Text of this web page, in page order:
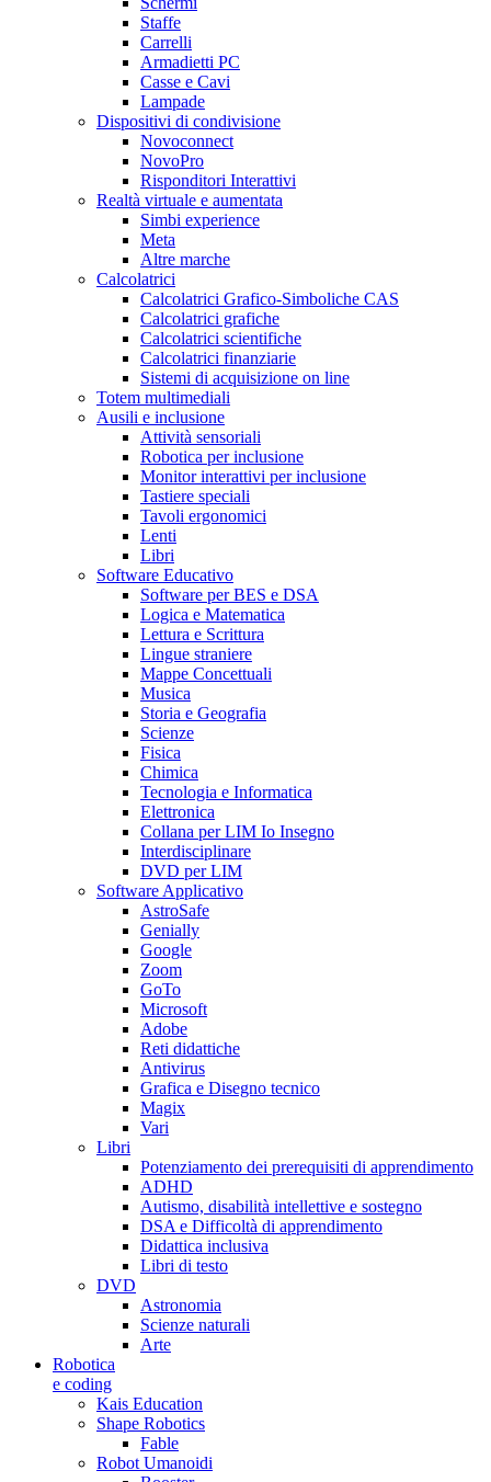
Staffe
Carrelli
Armadietti PC
Casse e Cavi
Lampade
Dispositivi di condivisione
Novoconnect
NovoPro
Risponditori Interattivi
Realtà virtuale e aumentata
Simbi experience
Meta
Altre marche
Calcolatrici
Calcolatrici Grafico-Simboliche CAS
Calcolatrici grafiche
Calcolatrici scientifiche
Calcolatrici finanziarie
Sistemi di acquisizione on line
Totem multimediali
Ausili e inclusione
Attività sensoriali
Robotica per inclusione
Monitor interattivi per inclusione
Tastiere speciali
Tavoli ergonomici
Lenti
Libri
Software Educativo
Software per BES e DSA
Logica e Matematica
Lettura e Scrittura
Lingue straniere
Mappe Concettuali
Musica
Storia e Geografia
Scienze
Fisica
Chimica
Tecnologia e Informatica
Elettronica
Collana per LIM Io Insegno
Interdisciplinare
DVD per LIM
Software Applicativo
AstroSafe
Genially
Google
Zoom
GoTo
Microsoft
Adobe
Reti didattiche
Antivirus
Grafica e Disegno tecnico
Magix
Vari
Libri
Potenziamento dei prerequisiti di apprendimento
ADHD
Autismo, disabilità intellettive e sostegno
DSA e Difficoltà di apprendimento
Didattica inclusiva
Libri di testo
DVD
Astronomia
Scienze naturali
Arte
Robotica
e coding
Kais Education
Shape Robotics
Fable
Robot Umanoidi